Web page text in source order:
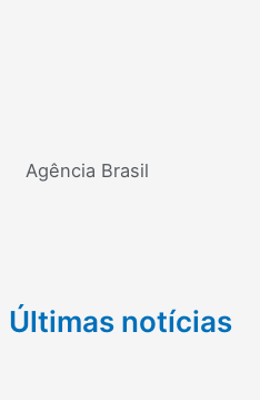
Agência Brasil
Últimas notícias